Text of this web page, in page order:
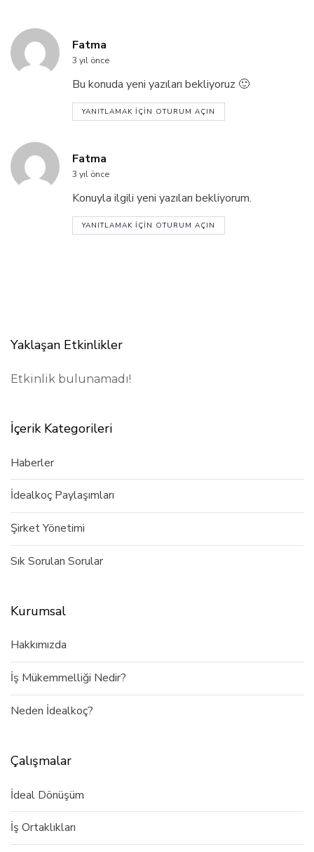
Fatma
3 yıl önce
Bu konuda yeni yazıları bekliyoruz 🙂
YANITLAMAK IÇIN OTURUM AÇIN
Fatma
3 yıl önce
Konuyla ilgili yeni yazıları bekliyorum.
YANITLAMAK IÇIN OTURUM AÇIN
Yaklaşan Etkinlikler
Etkinlik bulunamadı!
İçerik Kategorileri
Haberler
İdealkoç Paylaşımları
Şirket Yönetimi
Sık Sorulan Sorular
Kurumsal
Hakkımızda
İş Mükemmelliği Nedir?
Neden İdealkoç?
Çalışmalar
İdeal Dönüşüm
İş Ortaklıkları